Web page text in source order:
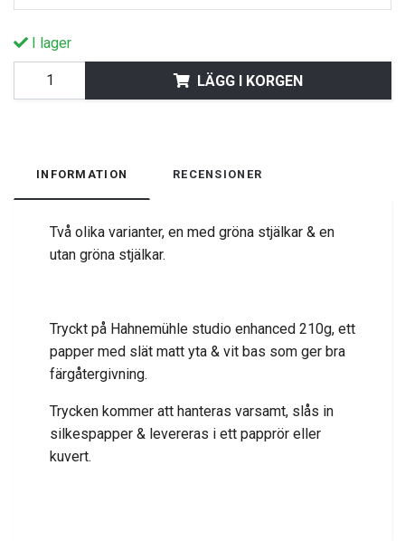
I lager
LÄGG I KORGEN
INFORMATION RECENSIONER
Två olika varianter, en med gröna stjälkar & en
utan gröna stjälkar.
Tryckt på Hahnemühle studio enhanced 210g, ett
papper med slät matt yta & vit bas som ger bra
färgåtergivning.
Trycken kommer att hanteras varsamt, slås in
silkespapper & levereras i ett papprör eller
kuvert.